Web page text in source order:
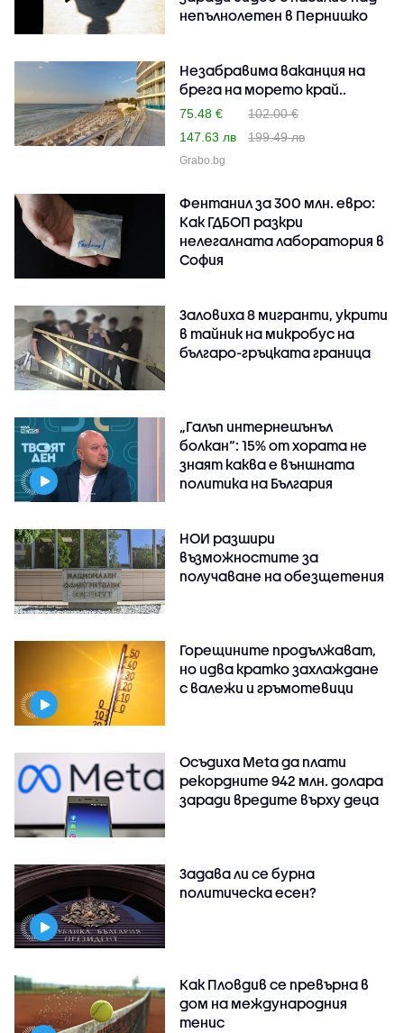
непълнолетен в Пернишко
Незабравима ваканция на
брега на морето край..
75.48 €
102.00 €
147.63 лв
199.49 лв
Grabo.bg
Фентанил за 300 млн. евро:
Как ГДБОП разкри
нелегалната лаборатория в
София
Заловиха 8 мигранти, укрити
в тайник на микробус на
българо-гръцката граница
„Галъп интернешънъл
болкан“: 15% от хората не
знаят каква е външната
политика на България
НОИ разшири
възможностите за
получаване на обезщетения
Горещините продължават,
но идва кратко захлаждане
с валежи и гръмотевици
Осъдиха Meta да плати
рекордните 942 млн. долара
заради вредите върху деца
Задава ли се бурна
политическа есен?
Как Пловдив се превърна в
дом на международния
тенис